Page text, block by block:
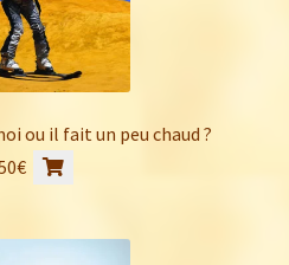
ou il fait un peu chaud ?
€